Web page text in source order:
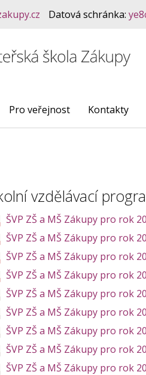
Datová schránka:
Pro veřejnost Kontakty
vzdělávací
ŠVP ZŠ a MŠ Zákupy pro rok
ŠVP ZŠ a MŠ Zákupy pro rok
ŠVP ZŠ a MŠ Zákupy pro rok
ŠVP ZŠ a MŠ Zákupy pro rok
ŠVP ZŠ a MŠ Zákupy pro rok
ŠVP ZŠ a MŠ Zákupy pro rok
ŠVP ZŠ a MŠ Zákupy pro rok
ŠVP ZŠ a MŠ Zákupy pro rok
ŠVP ZŠ a MŠ Zákupy pro rok